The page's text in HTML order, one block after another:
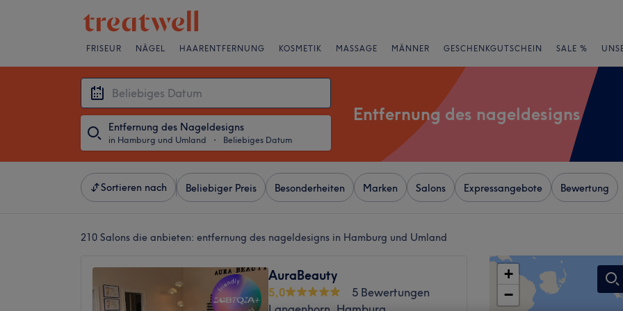
FRISEUR NÄGEL HAARENTFERNUNG KOSMETIK MASSAGE MÄNNER GESCHENKGUTSCHEIN SALE %
Entfernung des Nageldesigns
in Hamburg und Umland ・ Beliebiges Datum
Entfernung des nageldesigns
Sortieren nach Beliebiger Preis Besonderheiten Marken Salons Expressangebote Bewertung
210 Salons die anbieten: entfernung des nageldesigns in Hamburg und Umland
AuraBeauty
5,0
5 Bewertungen
+
−